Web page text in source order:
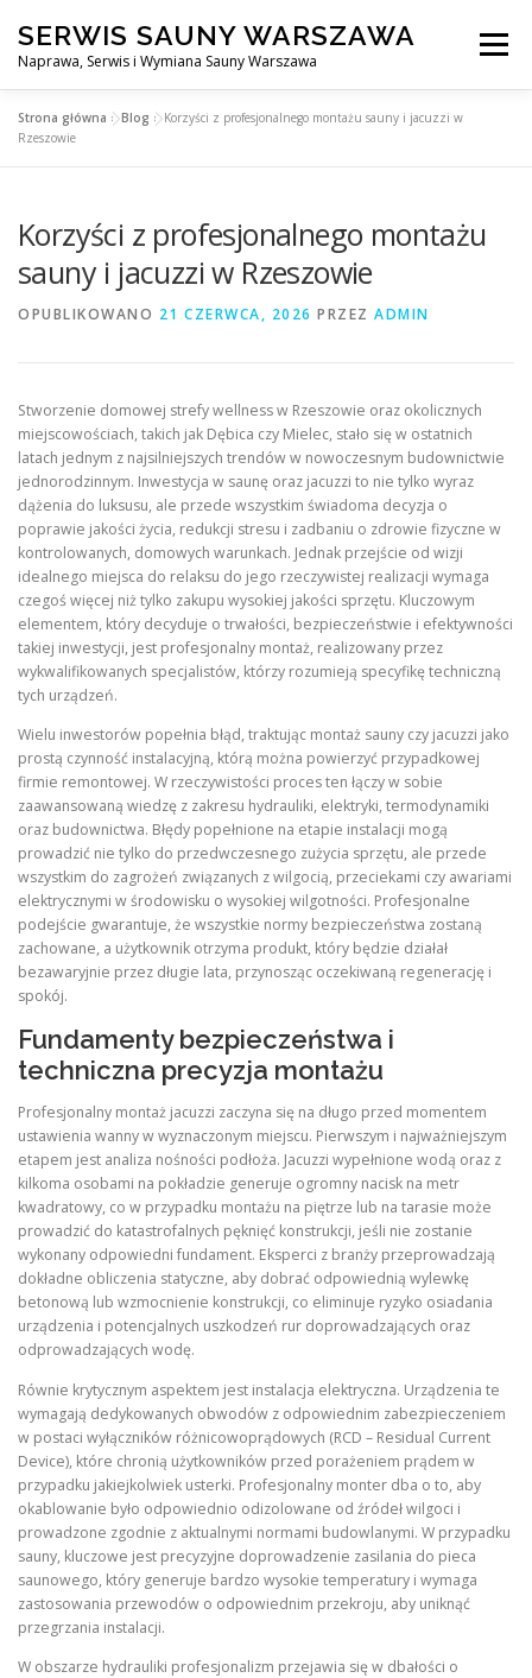
treści
SERWIS SAUNY WARSZAWA
Naprawa, Serwis i Wymiana Sauny Warszawa
Menu
SERWIS DO SAUNY WARSZAWA
Strona główna »Blog »Korzyści z profesjonalnego montażu sauny i jacuzzi w
Rzeszowie
Korzyści z profesjonalnego montażu
sauny i jacuzzi w Rzeszowie
OPUBLIKOWANO 21 CZERWCA, 2026 PRZEZ ADMIN
Stworzenie domowej strefy wellness w Rzeszowie oraz okolicznych
miejscowościach, takich jak Dębica czy Mielec, stało się w ostatnich
latach jednym z najsilniejszych trendów w nowoczesnym budownictwie
jednorodzinnym. Inwestycja w saunę oraz jacuzzi to nie tylko wyraz
dążenia do luksusu, ale przede wszystkim świadoma decyzja o
poprawie jakości życia, redukcji stresu i zadbaniu o zdrowie fizyczne w
kontrolowanych, domowych warunkach. Jednak przejście od wizji
idealnego miejsca do relaksu do jego rzeczywistej realizacji wymaga
czegoś więcej niż tylko zakupu wysokiej jakości sprzętu. Kluczowym
elementem, który decyduje o trwałości, bezpieczeństwie i efektywności
takiej inwestycji, jest profesjonalny montaż, realizowany przez
wykwalifikowanych specjalistów, którzy rozumieją specyfikę techniczną
tych urządzeń.
Wielu inwestorów popełnia błąd, traktując montaż sauny czy jacuzzi jako
prostą czynność instalacyjną, którą można powierzyć przypadkowej
firmie remontowej. W rzeczywistości proces ten łączy w sobie
zaawansowaną wiedzę z zakresu hydrauliki, elektryki, termodynamiki
oraz budownictwa. Błędy popełnione na etapie instalacji mogą
prowadzić nie tylko do przedwczesnego zużycia sprzętu, ale przede
wszystkim do zagrożeń związanych z wilgocią, przeciekami czy awariami
elektrycznymi w środowisku o wysokiej wilgotności. Profesjonalne
podejście gwarantuje, że wszystkie normy bezpieczeństwa zostaną
zachowane, a użytkownik otrzyma produkt, który będzie działał
bezawaryjnie przez długie lata, przynosząc oczekiwaną regenerację i
spokój.
Fundamenty bezpieczeństwa i
techniczna precyzja montażu
Profesjonalny montaż jacuzzi zaczyna się na długo przed momentem
ustawienia wanny w wyznaczonym miejscu. Pierwszym i najważniejszym
etapem jest analiza nośności podłoża. Jacuzzi wypełnione wodą oraz z
kilkoma osobami na pokładzie generuje ogromny nacisk na metr
kwadratowy, co w przypadku montażu na piętrze lub na tarasie może
prowadzić do katastrofalnych pęknięć konstrukcji, jeśli nie zostanie
wykonany odpowiedni fundament. Eksperci z branży przeprowadzają
dokładne obliczenia statyczne, aby dobrać odpowiednią wylewkę
betonową lub wzmocnienie konstrukcji, co eliminuje ryzyko osiadania
urządzenia i potencjalnych uszkodzeń rur doprowadzających oraz
odprowadzających wodę.
Równie krytycznym aspektem jest instalacja elektryczna. Urządzenia te
wymagają dedykowanych obwodów z odpowiednim zabezpieczeniem
w postaci wyłączników różnicowoprądowych (RCD – Residual Current
Device), które chronią użytkowników przed porażeniem prądem w
przypadku jakiejkolwiek usterki. Profesjonalny monter dba o to, aby
okablowanie było odpowiednio odizolowane od źródeł wilgoci i
prowadzone zgodnie z aktualnymi normami budowlanymi. W przypadku
sauny, kluczowe jest precyzyjne doprowadzenie zasilania do pieca
saunowego, który generuje bardzo wysokie temperatury i wymaga
zastosowania przewodów o odpowiednim przekroju, aby uniknąć
przegrzania instalacji.
W obszarze hydrauliki profesjonalizm przejawia się w dbałości o